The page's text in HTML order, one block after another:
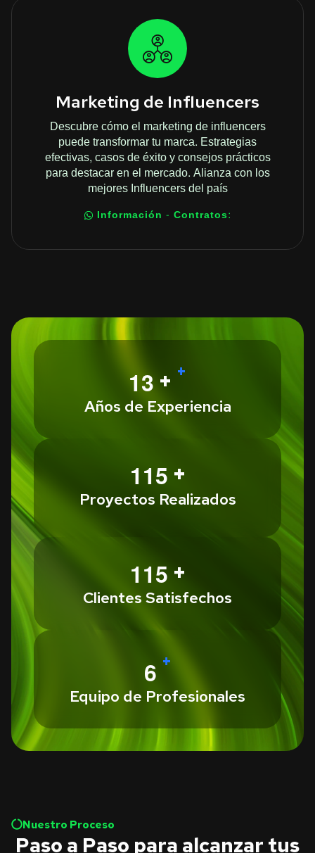
Marketing de Influencers
Descubre cómo el marketing de influencers
puede transformar tu marca. Estrategias
efectivas, casos de éxito y consejos prácticos
para destacar en el mercado. Alianza con los
mejores Influencers del país
Información - Contratos:
13+ +
Años de Experiencia
115 +
Proyectos Realizados
115 +
Clientes Satisfechos
6 +
Equipo de Profesionales
Nuestro Proceso
Paso a Paso para alcanzar tus